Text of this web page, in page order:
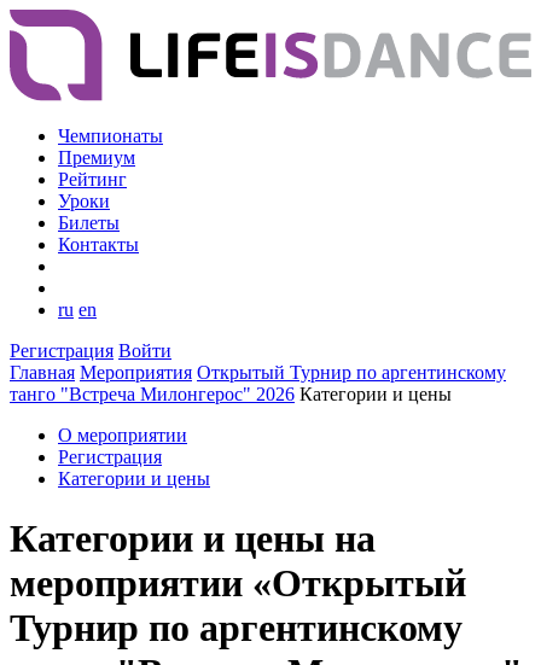
Чемпионаты
Премиум
Рейтинг
Уроки
Билеты
Контакты
ru en
Регистрация Войти
Главная Мероприятия Открытый Турнир по аргентинскому
танго "Встреча Милонгерос" 2026 Категории и цены
О мероприятии
Регистрация
Категории и цены
Категории и цены на
мероприятии «Открытый
Турнир по аргентинскому